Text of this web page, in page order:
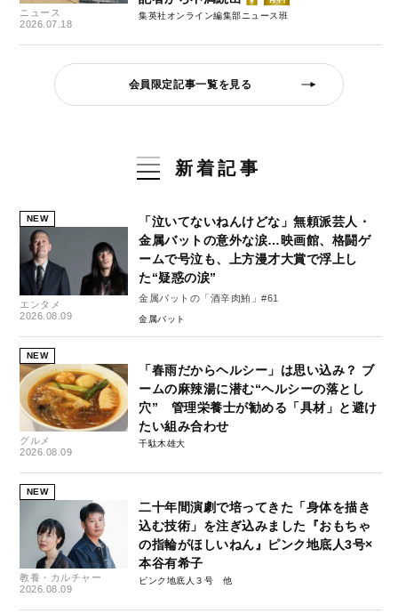
ニュース
2026.07.18
集英社オンライン編集部ニュース班
会員限定記事一覧を見る
新着記事
NEW
エンタメ
2026.08.09
「泣いてないねんけどな」無頼派芸人・
金属バットの意外な涙…映画館、格闘ゲ
ームで号泣も、上方漫才大賞で浮上し
た“疑惑の涙”
金属バットの「酒辛肉鮪」#61
金属バット
NEW
グルメ
2026.08.09
「春雨だからヘルシー」は思い込み？ ブ
ームの麻辣湯に潜む“ヘルシーの落とし
穴” 管理栄養士が勧める「具材」と避け
たい組み合わせ
千駄木雄大
NEW
教養・カルチャー
2026.08.09
二十年間演劇で培ってきた「身体を描き
込む技術」を注ぎ込みました『おもちゃ
の指輪がほしいねん』ピンク地底人3号×
本谷有希子
ピンク地底人３号